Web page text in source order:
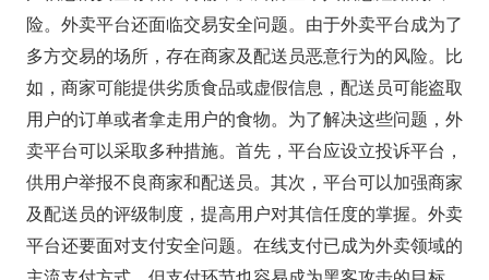
险。外卖平台还面临交易安全问题。由于外卖平台成为了
多方交易的场所，存在商家及配送员恶意行为的风险。比
如，商家可能提供劣质食品或虚假信息，配送员可能盗取
用户的订单或者拿走用户的食物。为了解决这些问题，外
卖平台可以采取多种措施。首先，平台应设立投诉平台，
供用户举报不良商家和配送员。其次，平台可以加强商家
及配送员的评级制度，提高用户对其信任度的掌握。外卖
平台还要面对支付安全问题。在线支付已成为外卖领域的